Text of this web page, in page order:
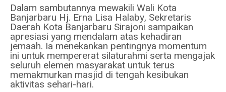
Dalam sambutannya mewakili Wali Kota
Banjarbaru Hj. Erna Lisa Halaby, Sekretaris
Daerah Kota Banjarbaru Sirajoni sampaikan
apresiasi yang mendalam atas kehadiran
jemaah. Ia menekankan pentingnya momentum
ini untuk mempererat silaturahmi serta mengajak
seluruh elemen masyarakat untuk terus
memakmurkan masjid di tengah kesibukan
aktivitas sehari-hari.